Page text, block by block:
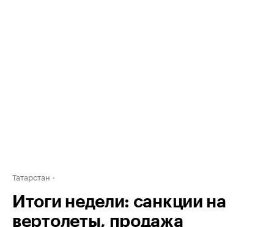
Татарстан
Итоги недели: санкции на
вертолеты, продажа